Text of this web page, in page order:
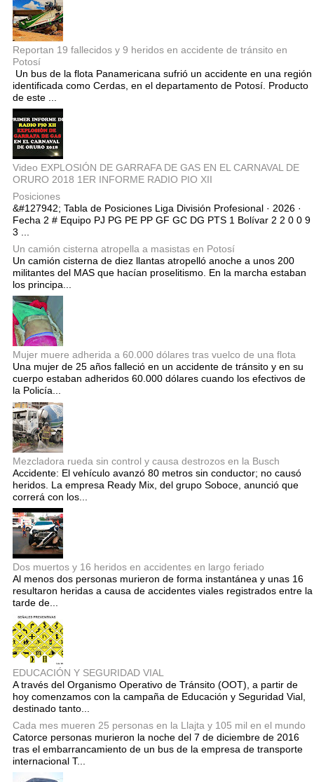
Reportan 19 fallecidos y 9 heridos en accidente de tránsito en
Potosí
Un bus de la flota Panamericana sufrió un accidente en una región
identificada como Cerdas, en el departamento de Potosí. Producto
de este ...
Video EXPLOSIÓN DE GARRAFA DE GAS EN EL CARNAVAL DE
ORURO 2018 1ER INFORME RADIO PIO XII
Posiciones
&#127942; Tabla de Posiciones Liga División Profesional · 2026 ·
Fecha 2 # Equipo PJ PG PE PP GF GC DG PTS 1 Bolívar 2 2 0 0 9
3 ...
Un camión cisterna atropella a masistas en Potosí
Un camión cisterna de diez llantas atropelló anoche a unos 200
militantes del MAS que hacían proselitismo. En la marcha estaban
los principa...
Mujer muere adherida a 60.000 dólares tras vuelco de una flota
Una mujer de 25 años falleció en un accidente de tránsito y en su
cuerpo estaban adheridos 60.000 dólares cuando los efectivos de
la Policía...
Mezcladora rueda sin control y causa destrozos en la Busch
Accidente: El vehículo avanzó 80 metros sin conductor; no causó
heridos. La empresa Ready Mix, del grupo Soboce, anunció que
correrá con los...
Dos muertos y 16 heridos en accidentes en largo feriado
Al menos dos personas murieron de forma instantánea y unas 16
resultaron heridas a causa de accidentes viales registrados entre la
tarde de...
EDUCACIÓN Y SEGURIDAD VIAL
A través del Organismo Operativo de Tránsito (OOT), a partir de
hoy comenzamos con la campaña de Educación y Seguridad Vial,
destinado tanto...
Cada mes mueren 25 personas en la Llajta y 105 mil en el mundo
Catorce personas murieron la noche del 7 de diciembre de 2016
tras el embarrancamiento de un bus de la empresa de transporte
internacional T...